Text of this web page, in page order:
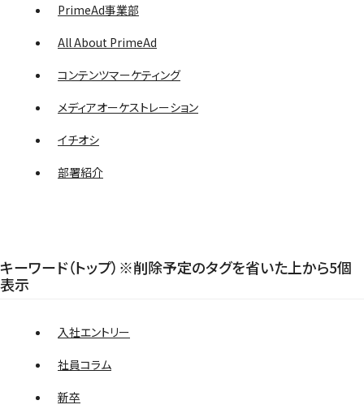
PrimeAd事業部
All About PrimeAd
コンテンツマーケティング
メディアオーケストレーション
イチオシ
部署紹介
キーワード（トップ）※削除予定のタグを省いた上から5個
表示
入社エントリー
社員コラム
新卒